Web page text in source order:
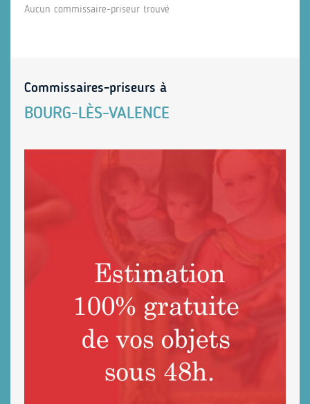
Aucun commissaire-priseur trouvé
Commissaires-priseurs à
BOURG-LÈS-VALENCE